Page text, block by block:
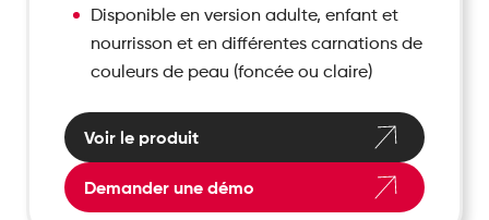
Disponible en version adulte, enfant et
nourrisson et en différentes carnations de
couleurs de peau (foncée ou claire)
Voir le produit
Demander une démo